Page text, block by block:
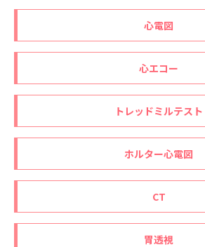
心電図
心エコー
トレッドミルテスト
ホルター心電図
CT
胃透視